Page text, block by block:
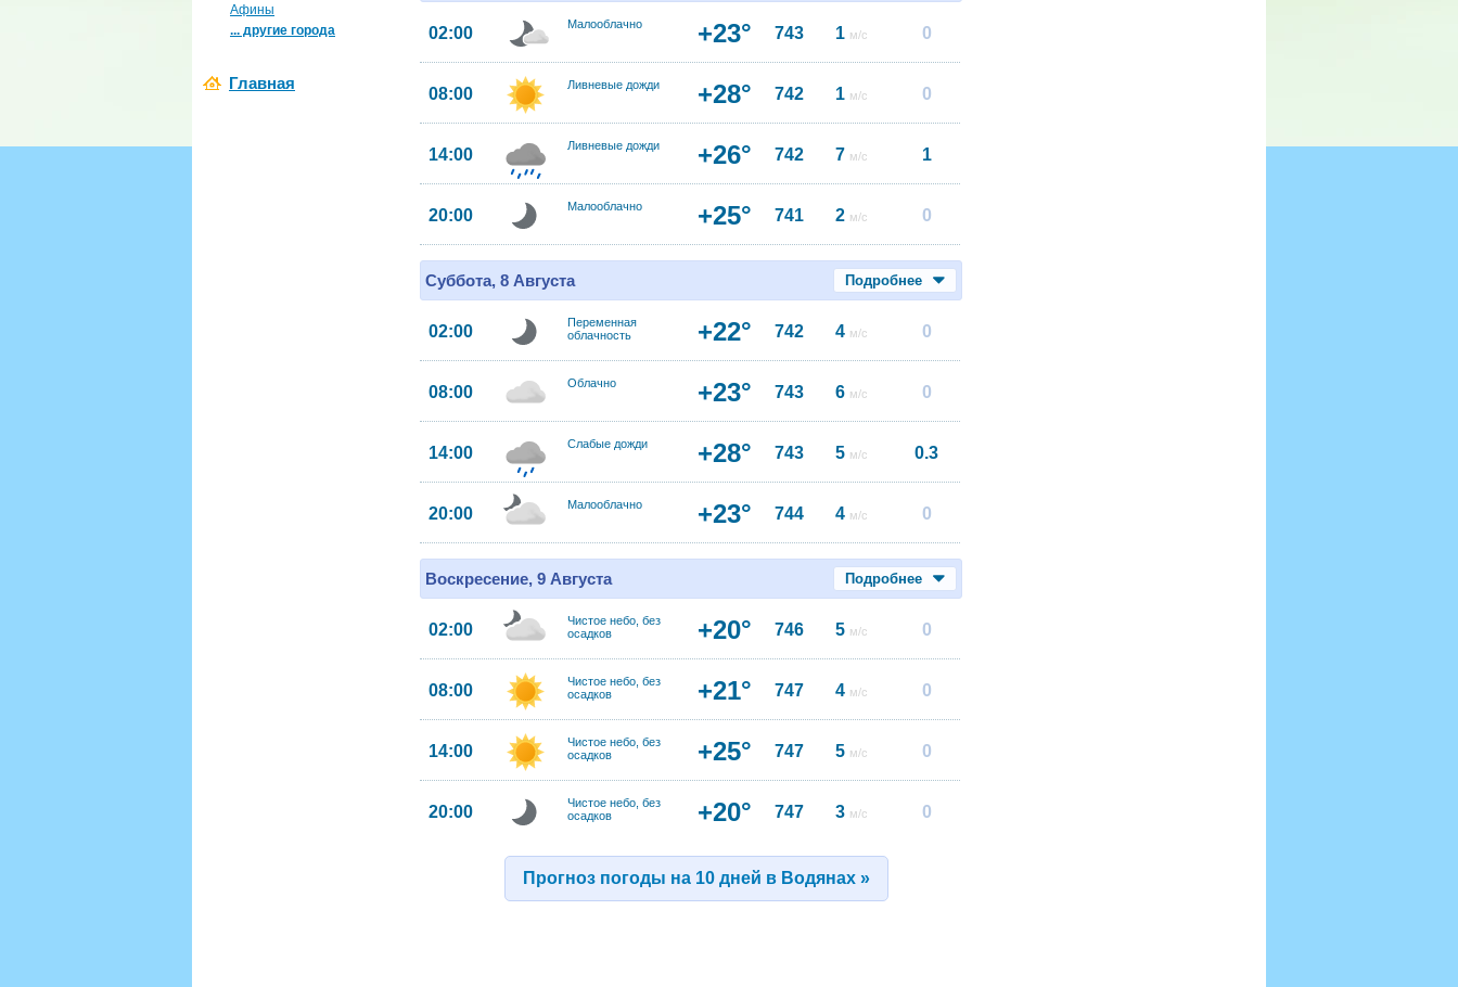
Афины
... другие города
Главная
02:00 Малооблачно +23° 743 1 м/с 0
08:00 Ливневые дожди +28° 742 1 м/с 0
14:00 Ливневые дожди +26° 742 7 м/с 1
20:00 Малооблачно +25° 741 2 м/с 0
Суббота, 8 Августа Подробнее
02:00
Переменная
облачность
+22° 742 4 м/с 0
08:00 Облачно +23° 743 6 м/с 0
14:00 Слабые дожди +28° 743 5 м/с 0.3
20:00 Малооблачно +23° 744 4 м/с 0
Воскресение, 9 Августа Подробнее
02:00
Чистое небо, без
осадков
+20° 746 5 м/с 0
08:00
Чистое небо, без
осадков
+21° 747 4 м/с 0
14:00
Чистое небо, без
осадков
+25° 747 5 м/с 0
20:00
Чистое небо, без
осадков
+20° 747 3 м/с 0
Прогноз погоды на 10 дней в Водянах »